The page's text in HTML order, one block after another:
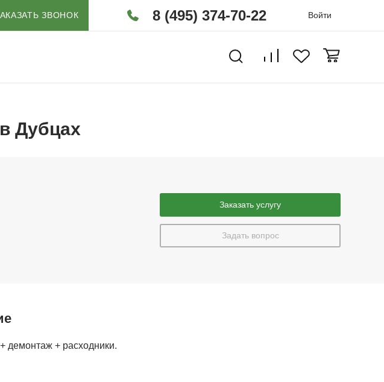
ЗВОНОК 8 (495) 374-70-22 Войти
Дубцах
Заказать услугу
Задать вопрос
демонтаж + расходники.